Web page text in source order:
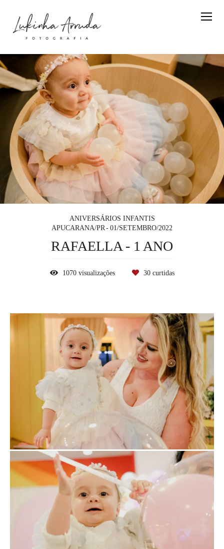
ANIVERSÁRIOS INFANTIS
APUCARANA/PR
01/SETEMBRO/2022
RAFAELLA - 1 ANO
1070visualizações 30curtidas